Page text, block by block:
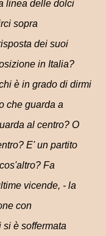
linea delle dolci
sopra
dei suoi
in Italia?
è in grado di dirmi
che guarda a
al centro? O
E' un partito
Fa
vicende, - la
con
è soffermata